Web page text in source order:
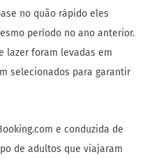
no quão rápido eles
período no ano anterior.
lazer foram levadas em
selecionados para garantir
e conduzida de
de adultos que viajaram